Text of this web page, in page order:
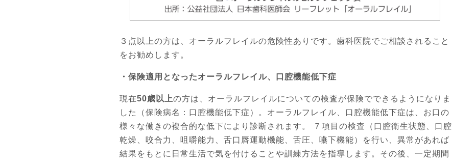
３点以上の方は、オーラルフレイルの危険性ありです。歯科医院でご相談されること
をお勧めします。
・保険適用となったオーラルフレイル、口腔機能低下症
現在50歳以上の方は、オーラルフレイルについての検査が保険でできるようになりま
した（保険病名：口腔機能低下症）。オーラルフレイル、口腔機能低下症は、お口の
様々な働きの複合的な低下により診断されます。 ７項目の検査（口腔衛生状態、口腔
乾燥、咬合力、咀嚼能力、舌口唇運動機能、舌圧、嚥下機能）を行い、異常があれば
結果をもとに日常生活で気を付けることや訓練方法を指導します。その後、一定期間